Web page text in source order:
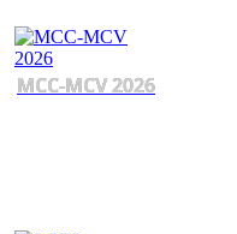
MCC-MCV 2026